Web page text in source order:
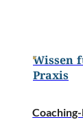
Wissen
Praxis